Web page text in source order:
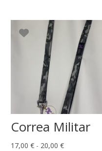
desde
28,00 €
hasta
35,00 €
Correa Militar
17,00€ - 20,00€Rango